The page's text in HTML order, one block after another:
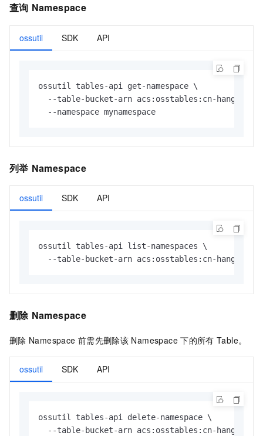
查询 Namespace
ossutil SDK API
ossutil tables-api get-namespace \
--table-bucket-arn acs:osstables:cn-
  --namespace mynamespace
列举 Namespace
ossutil SDK API
ossutil tables-api list-namespaces \
--table-bucket-arn acs:osstables:cn-
删除 Namespace
删除 Namespace 前需先删除该 Namespace 下的所有 Table。
ossutil SDK API
ossutil tables-api delete-namespace \
--table-bucket-arn acs:osstables:cn-